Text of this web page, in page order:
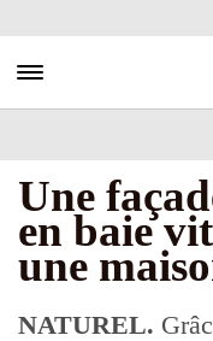
au
principal
Toggle navigation
Une
en baie
une
NATUREL.